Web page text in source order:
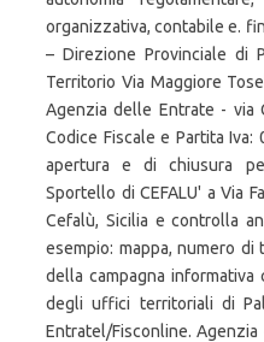
organizzativa, contabile e.
– Direzione Provinciale di
Territorio Via Maggiore
Agenzia delle Entrate - via
Codice Fiscale e Partita
apertura e di chiusura per
Sportello di CEFALU' a Via
Cefalù, Sicilia e controlla
esempio: mappa, numero
della campagna
degli uffici territoriali di
Entratel/Fisconline.